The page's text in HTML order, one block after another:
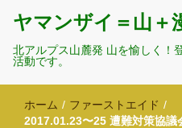
ヤマンザイ＝山＋
北アルプス山麓発 山を愉しく！
活動です。
ホーム / ファーストエイド /
2017.01.23〜25 遭難対策協議